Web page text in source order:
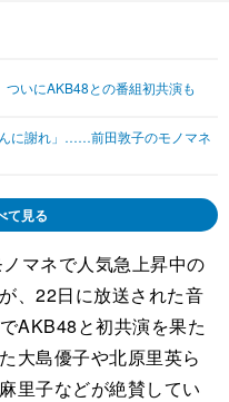
いにAKB48との番組初共演も
に謝れ」……前田敦子のモノマネ
て見る
マネで人気急上昇中の
、22日に放送された音
AKB48と初共演を果た
大島優子や北原里英ら
里子などが絶賛してい